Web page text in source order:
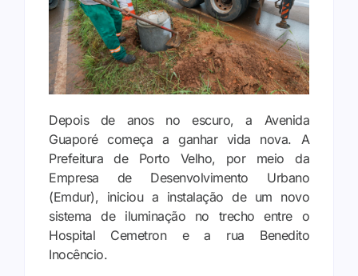
Depois de anos no escuro, a Avenida
Guaporé começa a ganhar vida nova. A
Prefeitura de Porto Velho, por meio da
Empresa de Desenvolvimento Urbano
(Emdur), iniciou a instalação de um novo
sistema de iluminação no trecho entre o
Hospital Cemetron e a rua Benedito
Inocêncio.